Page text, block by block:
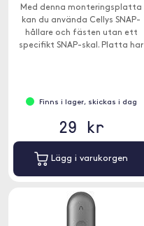
Med denna monteringsplatta
kan du använda Cellys SNAP-
hållare och fästen utan ett
specifikt SNAP-skal. Platta har
Finns i lager, skickas i dag
29 kr
Lägg i varukorgen